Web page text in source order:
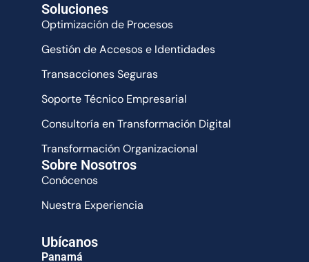
Soluciones
Optimización de Procesos
Gestión de Accesos e Identidades
Transacciones Seguras
Soporte Técnico Empresarial
Consultoría en Transformación Digital
Transformación Organizacional
Sobre Nosotros
Conócenos
Nuestra Experiencia
Ubícanos
Panamá